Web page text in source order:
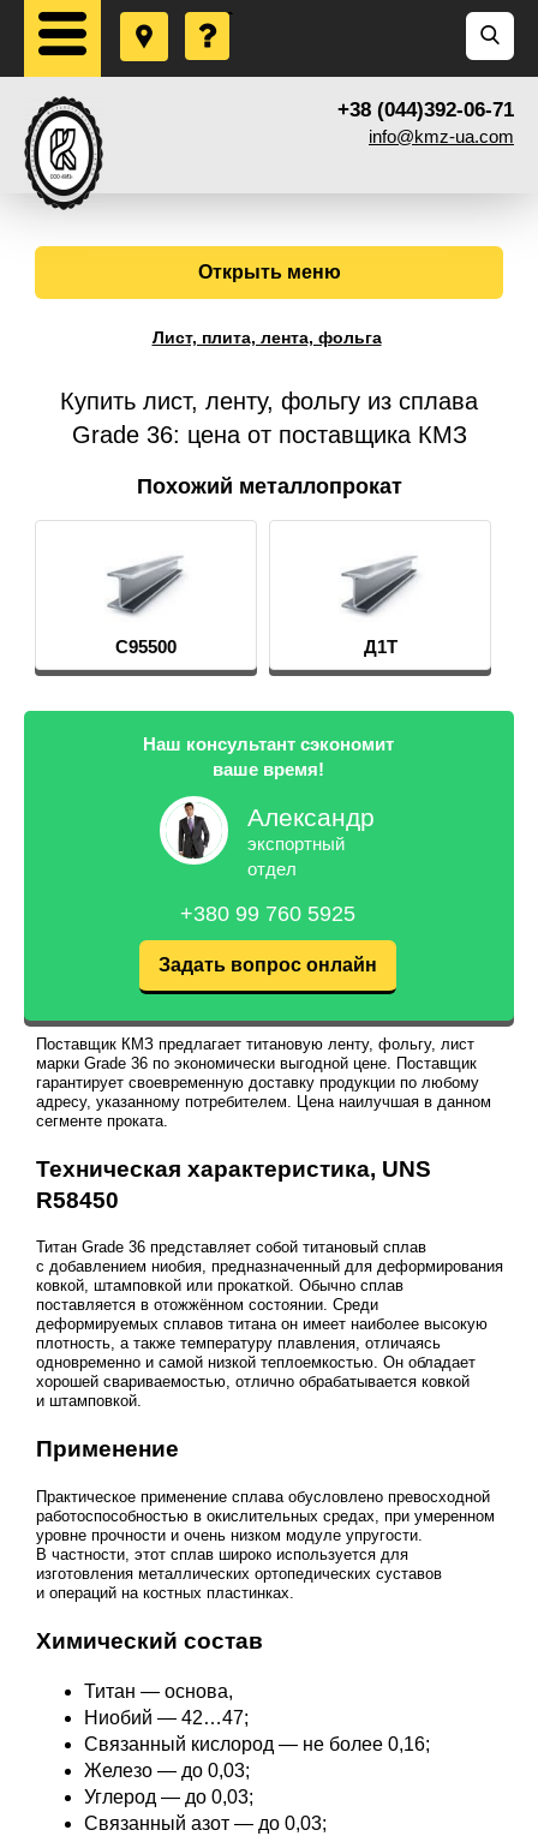
+38 (044)392-06-71
info@kmz-ua.com
Открыть меню
Лист, плита, лента, фольга
Купить лист, ленту, фольгу из сплава
Grade 36: цена от поставщика КМЗ
Похожий металлопрокат
Наш консультант сэкономит
ваше время!
Александр
экспортный
отдел
+380 99 760 5925
Задать вопрос онлайн
Поставщик КМЗ предлагает титановую ленту, фольгу, лист
марки Grade 36 по экономически выгодной цене. Поставщик
гарантирует своевременную доставку продукции по любому
адресу, указанному потребителем. Цена наилучшая в данном
сегменте проката.
Техническая характеристика, UNS
R58450
Титан Grade 36 представляет собой титановый сплав
с добавлением ниобия, предназначенный для деформирования
ковкой, штамповкой или прокаткой. Обычно сплав
поставляется в отожжённом состоянии. Среди
деформируемых сплавов титана он имеет наиболее высокую
плотность, а также температуру плавления, отличаясь
одновременно и самой низкой теплоемкостью. Он обладает
хорошей свариваемостью, отлично обрабатывается ковкой
и штамповкой.
Применение
Практическое применение сплава обусловлено превосходной
работоспособностью в окислительных средах, при умеренном
уровне прочности и очень низком модуле упругости.
В частности, этот сплав широко используется для
изготовления металлических ортопедических суставов
и операций на костных пластинках.
Химический состав
Титан — основа,
Ниобий — 42…47;
Связанный кислород — не более 0,16;
Железо — до 0,03;
Углерод — до 0,03;
Связанный азот — до 0,03;